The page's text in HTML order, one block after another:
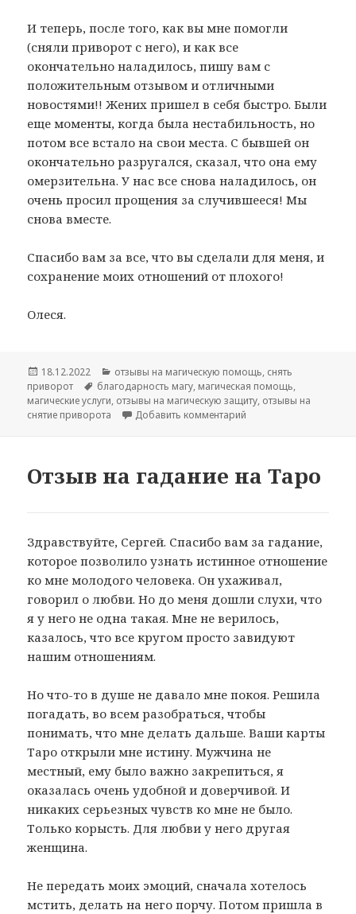
И теперь, после того, как вы мне помогли
(сняли приворот с него), и как все
окончательно наладилось, пишу вам с
положительным отзывом и отличными
новостями!! Жених пришел в себя быстро. Были
еще моменты, когда была нестабильность, но
потом все встало на свои места. С бывшей он
окончательно разругался, сказал, что она ему
омерзительна. У нас все снова наладилось, он
очень просил прощения за случившееся! Мы
снова вместе.
Спасибо вам за все, что вы сделали для меня, и
сохранение моих отношений от плохого!
Олеся.
Опубликовано
18.12.2022 Рубрики
отзывы на магическую помощь, снять
приворот
Метки
благодарность магу, магическая помощь,
магические услуги, отзывы на магическую защиту, отзывы на
снятие приворота
Добавить комментарий
Отзыв на гадание на Таро
Здравствуйте, Сергей. Спасибо вам за гадание,
которое позволило узнать истинное отношение
ко мне молодого человека. Он ухаживал,
говорил о любви. Но до меня дошли слухи, что
я у него не одна такая. Мне не верилось,
казалось, что все кругом просто завидуют
нашим отношениям.
Но что-то в душе не давало мне покоя. Решила
погадать, во всем разобраться, чтобы
понимать, что мне делать дальше. Ваши карты
Таро открыли мне истину. Мужчина не
местный, ему было важно закрепиться, я
оказалась очень удобной и доверчивой. И
никаких серьезных чувств ко мне не было.
Только корысть. Для любви у него другая
женщина.
Не передать моих эмоций, сначала хотелось
мстить, делать на него порчу. Потом пришла в